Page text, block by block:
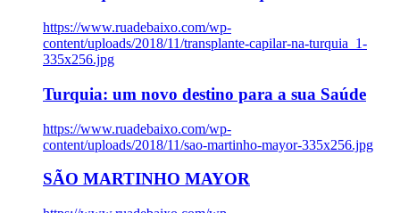
https://www.ruadebaixo.com/wp-
content/uploads/2018/11/transplante-capilar-na-turquia_1-
335x256.jpg
Turquia: um novo destino para a sua Saúde
https://www.ruadebaixo.com/wp-
content/uploads/2018/11/sao-martinho-mayor-335x256.jpg
SÃO MARTINHO MAYOR